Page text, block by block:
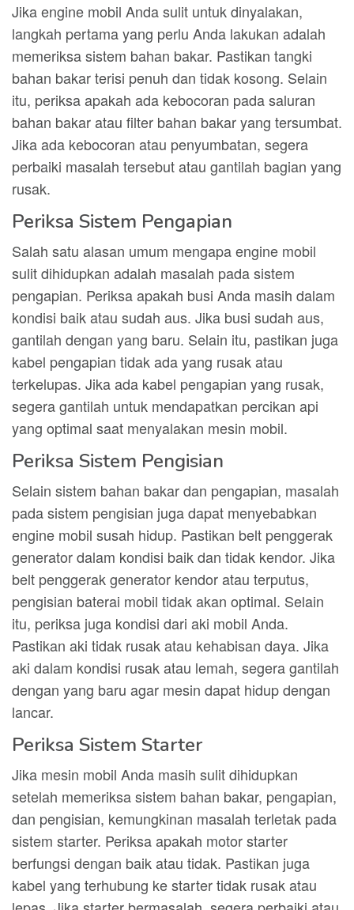
Jika engine mobil Anda sulit untuk dinyalakan,
langkah pertama yang perlu Anda lakukan adalah
memeriksa sistem bahan bakar. Pastikan tangki
bahan bakar terisi penuh dan tidak kosong. Selain
itu, periksa apakah ada kebocoran pada saluran
bahan bakar atau filter bahan bakar yang tersumbat.
Jika ada kebocoran atau penyumbatan, segera
perbaiki masalah tersebut atau gantilah bagian yang
rusak.
Periksa Sistem Pengapian
Salah satu alasan umum mengapa engine mobil
sulit dihidupkan adalah masalah pada sistem
pengapian. Periksa apakah busi Anda masih dalam
kondisi baik atau sudah aus. Jika busi sudah aus,
gantilah dengan yang baru. Selain itu, pastikan juga
kabel pengapian tidak ada yang rusak atau
terkelupas. Jika ada kabel pengapian yang rusak,
segera gantilah untuk mendapatkan percikan api
yang optimal saat menyalakan mesin mobil.
Periksa Sistem Pengisian
Selain sistem bahan bakar dan pengapian, masalah
pada sistem pengisian juga dapat menyebabkan
engine mobil susah hidup. Pastikan belt penggerak
generator dalam kondisi baik dan tidak kendor. Jika
belt penggerak generator kendor atau terputus,
pengisian baterai mobil tidak akan optimal. Selain
itu, periksa juga kondisi dari aki mobil Anda.
Pastikan aki tidak rusak atau kehabisan daya. Jika
aki dalam kondisi rusak atau lemah, segera gantilah
dengan yang baru agar mesin dapat hidup dengan
lancar.
Periksa Sistem Starter
Jika mesin mobil Anda masih sulit dihidupkan
setelah memeriksa sistem bahan bakar, pengapian,
dan pengisian, kemungkinan masalah terletak pada
sistem starter. Periksa apakah motor starter
berfungsi dengan baik atau tidak. Pastikan juga
kabel yang terhubung ke starter tidak rusak atau